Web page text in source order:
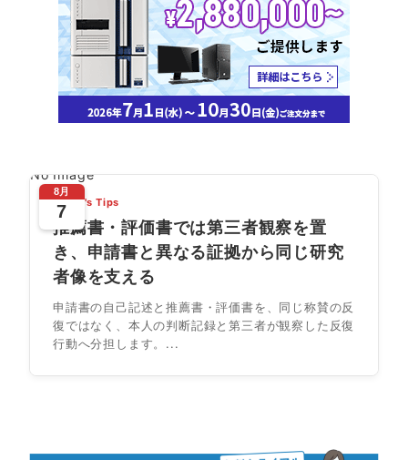
No Image
8月
7
Today's Tips
推薦書・評価書では第三者観察を置
き、申請書と異なる証拠から同じ研究
者像を支える
申請書の自己記述と推薦書・評価書を、同じ称賛の反
復ではなく、本人の判断記録と第三者が観察した反復
行動へ分担します。...